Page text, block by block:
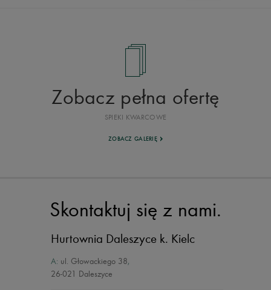
Zobacz pełna ofertę
SPIEKI KWARCOWE
ZOBACZ GALERIĘ
Skontaktuj się z nami.
Hurtownia Daleszyce k. Kielc
A: ul. Głowackiego 38,
26-021 Daleszyce